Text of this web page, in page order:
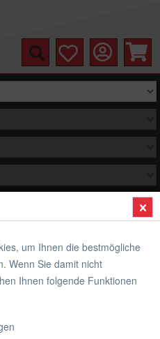
09 TRACER 15-20
um Ihnen die bestmögliche
Wenn Sie damit nicht
Ihnen folgende Funktionen